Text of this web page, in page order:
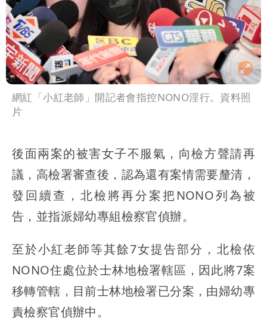
網紅「小紅老師」開記者會指控NONO淫行。資料照
片
後面兩案的被害女子不服氣，向檢方聲請再
議，高檢署審查後，認為還有案情需要釐清，
發回續查，北檢將再分案把NONO列為被
告，並指派婦幼專組檢察官偵辦。
至於小紅老師等其餘7女提告部分，北檢依
NONO住處位於士林地檢署轄區，因此將7案
移轉管轄，目前士林地檢署已分案，由婦幼專
責檢察官偵辦中。